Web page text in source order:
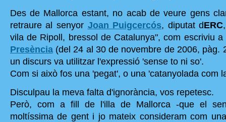
Des de Mallorca estant, no acab de veure gens
retraure al senyor Joan Puigcercós, diputat dERC
vila de Ripoll, bressol de Catalunya", com escriviu
Presència(del 24 al 30 de novembre de 2006, pàg.
un discurs va utilitzar l'expressió 'sense to ni so'.
Com si això fos una 'pegat', o una 'catanyolada com
Disculpau la meva falta d'ignorància, vos repetesc.
Però, com a fill de l'illa de Mallorca -que el
moltíssima de gent i jo mateix consideram com